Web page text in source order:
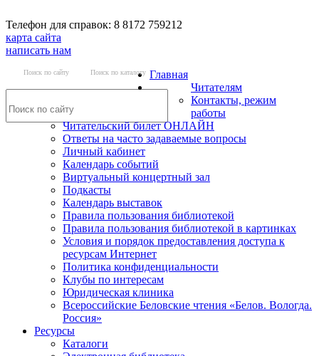
Телефон для справок: 8 8172 759212
карта сайта
написать нам
Поиск по сайту Поиск по каталогу Главная
Читателям
Контакты, режим
работы
Читательский билет ОНЛАЙН
Ответы на часто задаваемые вопросы
Личный кабинет
Календарь событий
Виртуальный концертный зал
Подкасты
Календарь выставок
Правила пользования библиотекой
Правила пользования библиотекой в картинках
Условия и порядок предоставления доступа к
ресурсам Интернет
Политика конфиденциальности
Клубы по интересам
Юридическая клиника
Всероссийские Беловские чтения «Белов. Вологда.
Россия»
Ресурсы
Каталоги